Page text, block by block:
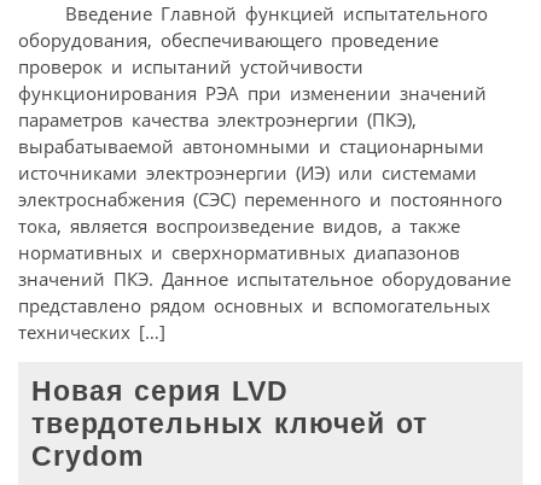
Введение Главной функцией испытательного
оборудования, обеспечивающего проведение
проверок и испытаний устойчивости
функционирования РЭА при изменении значений
параметров качества электроэнергии (ПКЭ),
вырабатываемой автономными и стационарными
источниками электроэнергии (ИЭ) или системами
электроснабжения (СЭС) переменного и постоянного
тока, является воспроизведение видов, а также
нормативных и сверхнормативных диапазонов
значений ПКЭ. Данное испытательное оборудование
представлено рядом основных и вспомогательных
технических […]
Новая серия LVD
твердотельных ключей от
Crydom